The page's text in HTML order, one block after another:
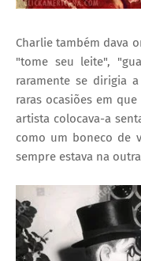
Charlie também dava
"tome seu leite",
raramente se dirigia
raras ocasiões em
artista colocava-a
como um boneco de
sempre estava na